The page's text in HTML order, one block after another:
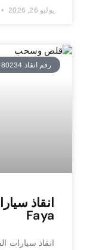
يوليو 26, 2026
رقم انقاذ 00971502880234
Faya